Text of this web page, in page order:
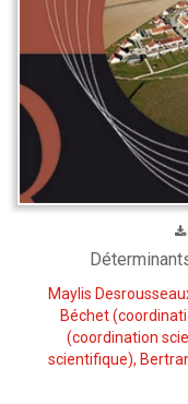
Maylis
Béchet
(coordination
scientifique),